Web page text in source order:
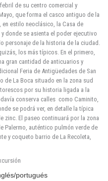
de su centro comercial y
que forma el casco antiguo de la
estilo neoclásico, la Casa de
donde se asienta el poder ejecutivo
personaje de la historia de la ciudad.
los más típicos. En el primero,
gran cantidad de anticuarios y
Feria de Antigüedades de San
de La Boca situado en la zona sud
por su historia ligada a la
conserva calles como Caminito,
se podrá ver, en detalle la típica
zinc. El paseo continuará por la zona
Palermo, auténtico pulmón verde de
y coqueto barrio de La Recoleta,
portugués